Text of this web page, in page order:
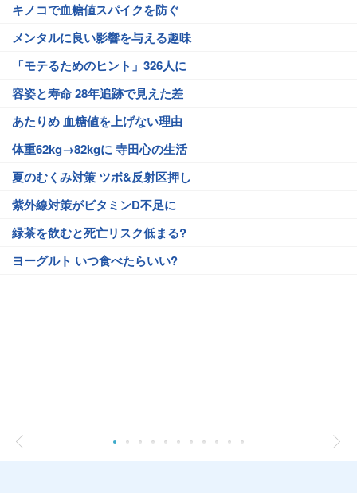
キノコで血糖値スパイクを防ぐ
メンタルに良い影響を与える趣味
「モテるためのヒント」326人に
容姿と寿命 28年追跡で見えた差
あたりめ 血糖値を上げない理由
体重62kg→82kgに 寺田心の生活
夏のむくみ対策 ツボ&反射区押し
紫外線対策がビタミンD不足に
緑茶を飲むと死亡リスク低まる?
ヨーグルト いつ食べたらいい?